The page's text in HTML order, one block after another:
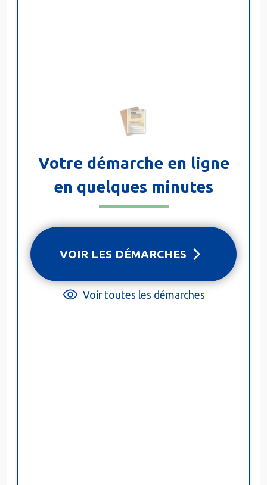
Votre démarche en ligne
en quelques minutes
VOIR LES DÉMARCHES
Voir toutes les démarches